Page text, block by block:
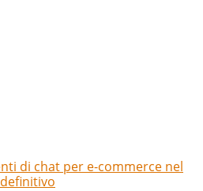
di chat per e-commerce nel